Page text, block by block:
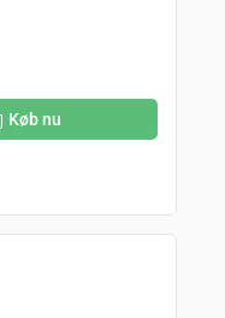
Køb nu